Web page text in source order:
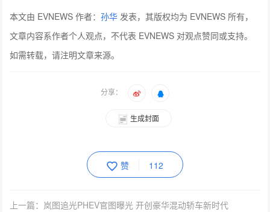
本文由 EVNEWS 作者：孙华 发表，其版权均为 EVNEWS 所有，
文章内容系作者个人观点，不代表 EVNEWS 对观点赞同或支持。
如需转载，请注明文章来源。
分享：
生成封面
赞 112
上一篇：岚图追光PHEV官图曝光 开创豪华混动轿车新时代